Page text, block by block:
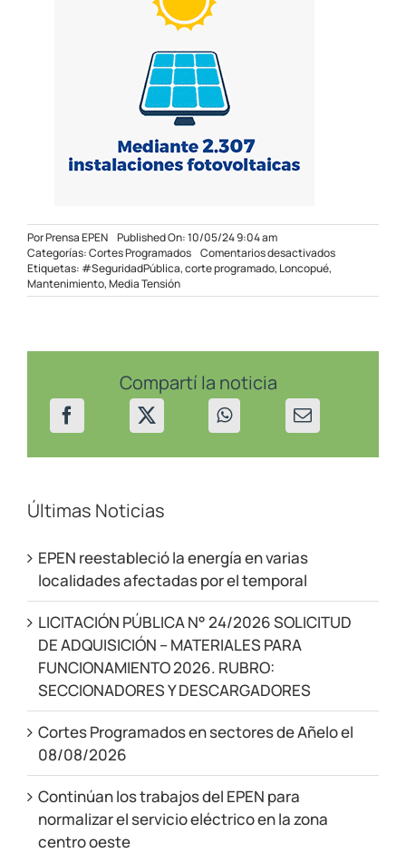
PorPrensa EPEN Published On: 10/05/24 9:04 am
Categorías:Cortes Programados Comentarios desactivadosen
en
Etiquetas: #SeguridadPública,corte programado, Loncopué,
Mantenimiento,Media Tensión
Compartí la noticia
Últimas Noticias
EPEN reestableció la energía en varias
localidades afectadas por el temporal
LICITACIÓN PÚBLICA N° 24/2026 SOLICITUD
DE ADQUISICIÓN – MATERIALES PARA
FUNCIONAMIENTO 2026. RUBRO:
SECCIONADORES Y DESCARGADORES
Cortes Programados en sectores de Añelo el
08/08/2026
Continúan los trabajos del EPEN para
normalizar el servicio eléctrico en la zona
centro oeste